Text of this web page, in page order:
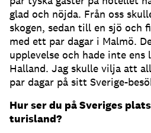
glad och nöjda. Från oss
skogen, sedan till en sjö och
med ett par dagar i Malmö.
upplevelse och hade inte ens
Halland. Jag skulle vilja att
par dagar på sitt Sverige-
Hur ser du på Sveriges
turisland?